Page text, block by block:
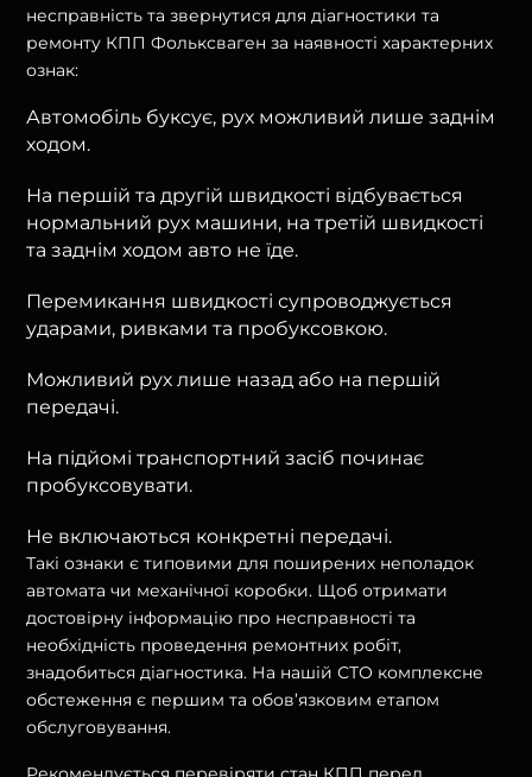
несправність та звернутися для діагностики та
ремонту КПП Фольксваген за наявності характерних
ознак:
Автомобіль буксує, рух можливий лише заднім
ходом.
На першій та другій швидкості відбувається
нормальний рух машини, на третій швидкості
та заднім ходом авто не їде.
Перемикання швидкості супроводжується
ударами, ривками та пробуксовкою.
Можливий рух лише назад або на першій
передачі.
На підйомі транспортний засіб починає
пробуксовувати.
Не включаються конкретні передачі.
Такі ознаки є типовими для поширених неполадок
автомата чи механічної коробки. Щоб отримати
достовірну інформацію про несправності та
необхідність проведення ремонтних робіт,
знадобиться діагностика. На нашій СТО комплексне
обстеження є першим та обов’язковим етапом
обслуговування.